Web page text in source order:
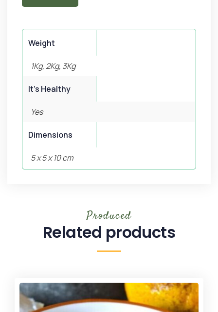
Weight
1Kg, 2Kg, 3Kg
It's Healthy
Yes
Dimensions
5 x 5 x 10 cm
Produced
Related products